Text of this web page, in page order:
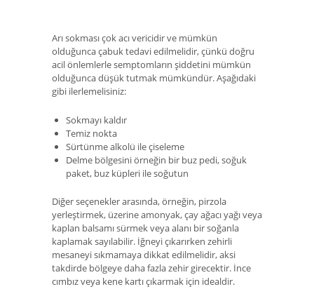
Arı sokması çok acı vericidir ve mümkün
olduğunca çabuk tedavi edilmelidir, çünkü doğru
acil önlemlerle semptomların şiddetini mümkün
olduğunca düşük tutmak mümkündür. Aşağıdaki
gibi ilerlemelisiniz:
Sokmayı kaldır
Temiz nokta
Sürtünme alkolü ile çiseleme
Delme bölgesini örneğin bir buz pedi, soğuk
paket, buz küpleri ile soğutun
Diğer seçenekler arasında, örneğin, pirzola
yerleştirmek, üzerine amonyak, çay ağacı yağı veya
kaplan balsamı sürmek veya alanı bir soğanla
kaplamak sayılabilir. İğneyi çıkarırken zehirli
mesaneyi sıkmamaya dikkat edilmelidir, aksi
takdirde bölgeye daha fazla zehir girecektir. İnce
cımbız veya kene kartı çıkarmak için idealdir.